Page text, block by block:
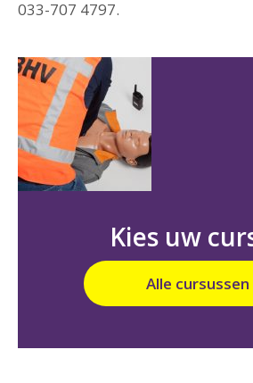
033-707 4797.
Kies uw
Alle cursussen